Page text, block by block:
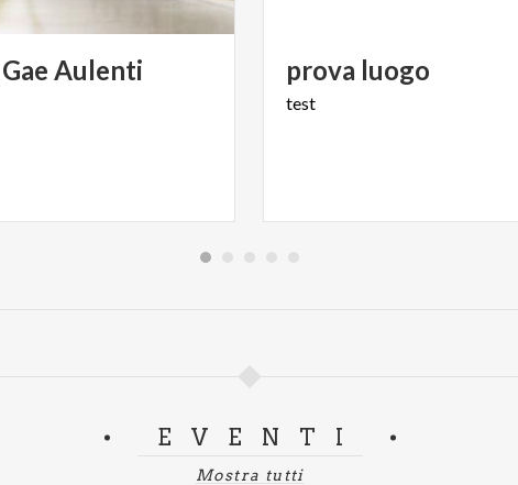
Gae Aulenti prova luogo
test
EVENTI
Mostra tutti